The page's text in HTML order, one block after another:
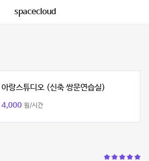
spacecloud
아랑스튜디오 (신축 쌍문연습실)
4,000 원/시간